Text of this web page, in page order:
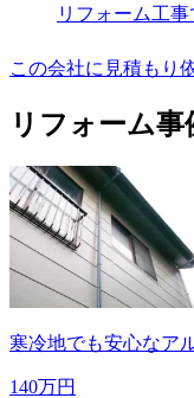
リフォーム工
この会社に見積もり
リフォーム事
寒冷地でも安心なア
140万円